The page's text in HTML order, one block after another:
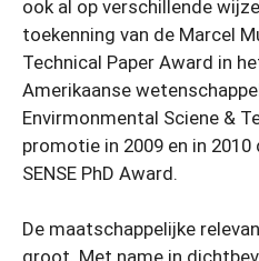
ook al op verschillende
toekenning van de Marcel
Technical Paper Award in
Amerikaanse
Envirmonmental Sciene &
promotie in 2009 en in
SENSE PhD Award.
De maatschappelijke